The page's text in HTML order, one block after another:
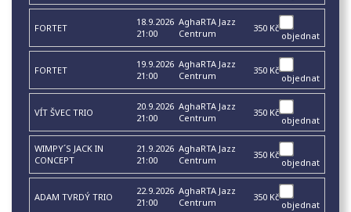
FORTET
18.9.2026
21:00
AghaRTA Jazz
Centrum
350 Kč
objednat
FORTET
19.9.2026
21:00
AghaRTA Jazz
Centrum
350 Kč
objednat
VÍT ŠVEC TRIO
20.9.2026
21:00
AghaRTA Jazz
Centrum
350 Kč
objednat
WIMPY´S JACK IN
CONCEPT
21.9.2026
21:00
AghaRTA Jazz
Centrum
350 Kč
objednat
ADAM TVRDÝ TRIO
22.9.2026
21:00
AghaRTA Jazz
Centrum
350 Kč
objednat